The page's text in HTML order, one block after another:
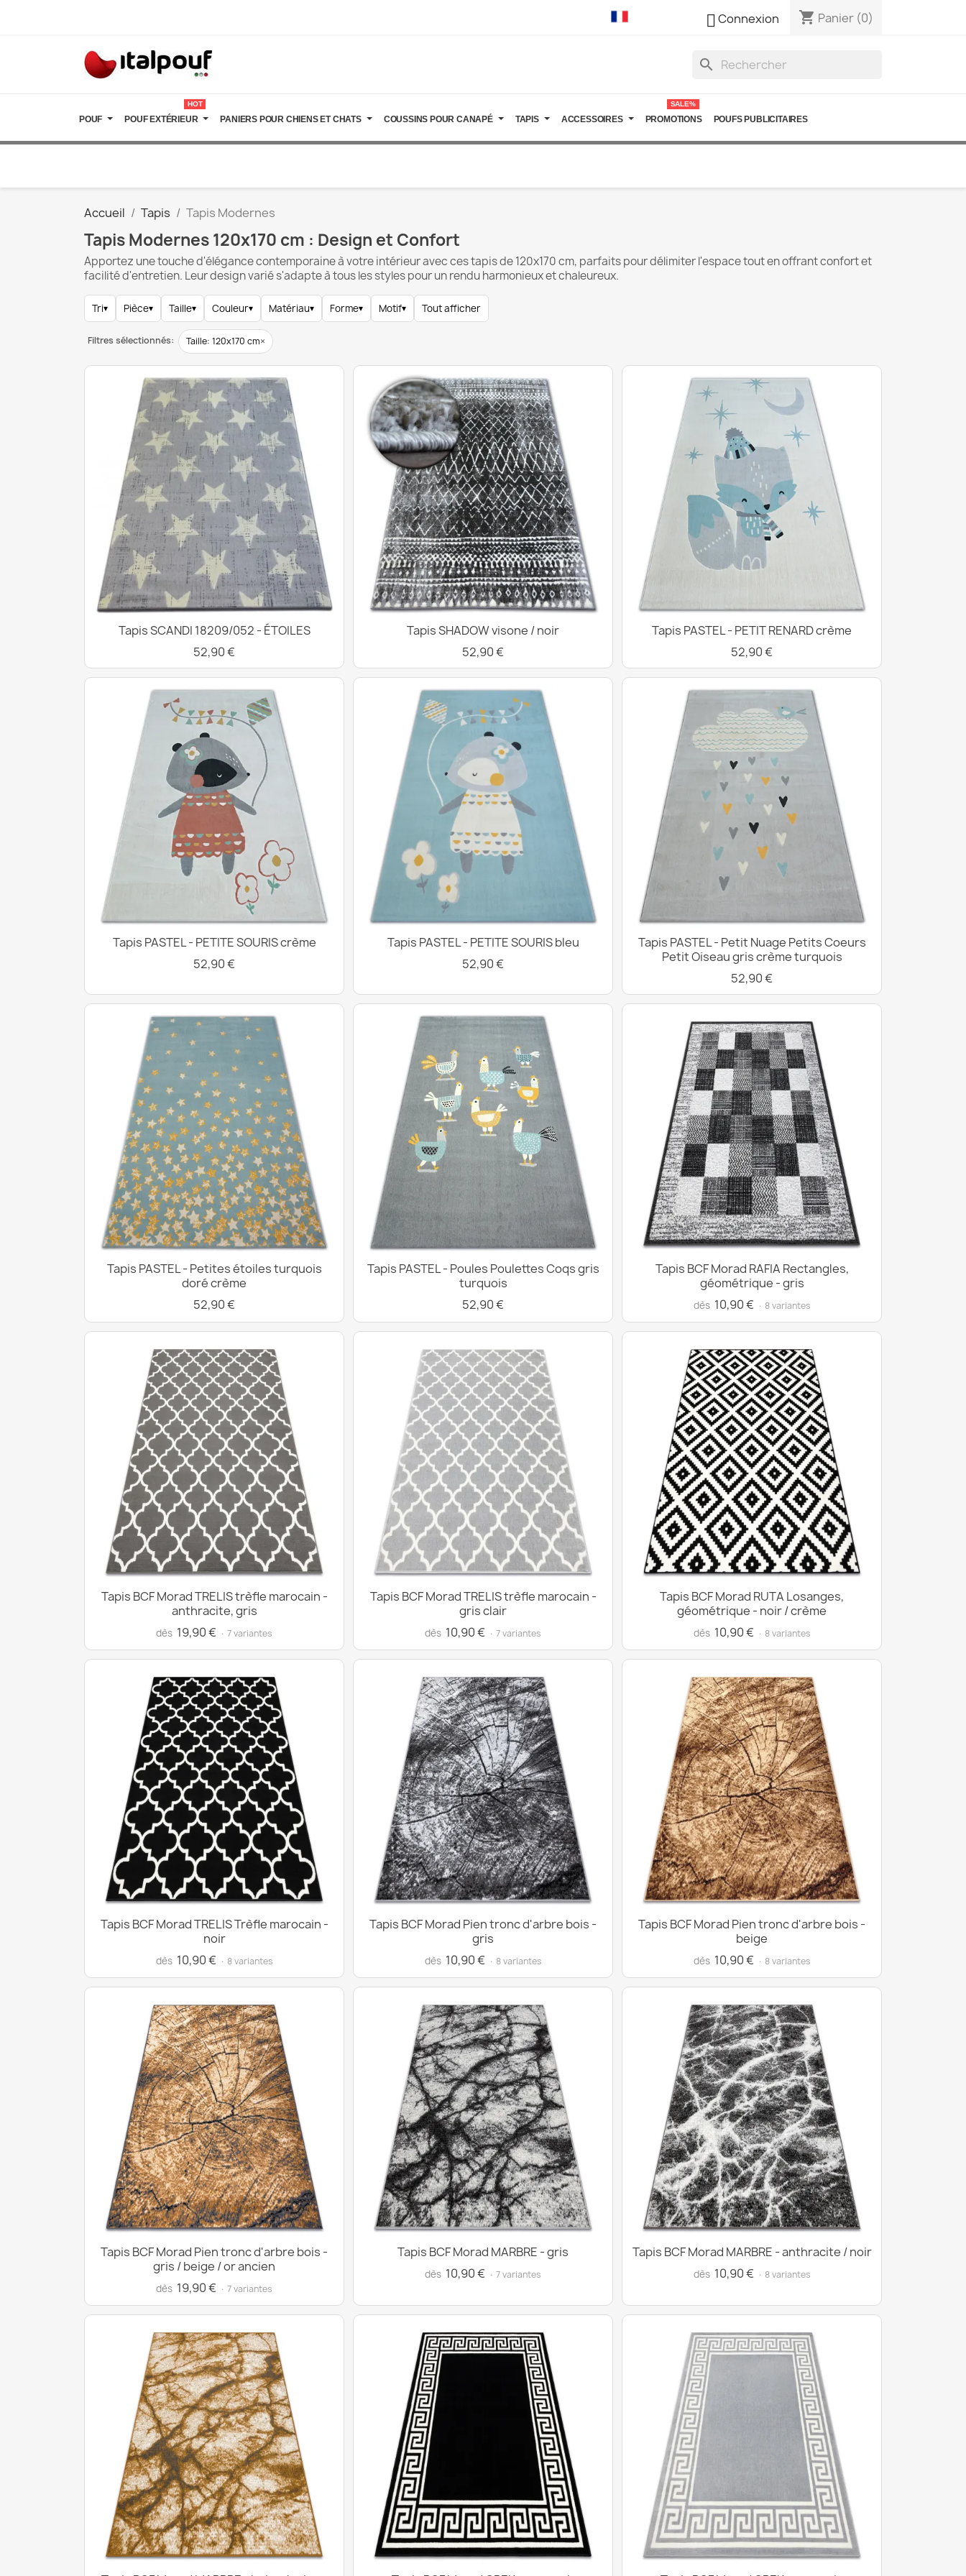
Connexion shopping_cart Panier (0)
search
POUF POUF EXTÉRIEUR
HOT
PANIERS POUR CHIENS ET CHATS COUSSINS POUR CANAPÉ TAPIS ACCESSOIRES PROMOTIONS
SALE%
POUFS PUBLICITAIRES
Accueil Tapis Tapis Modernes
Tapis Modernes 120x170 cm : Design et Confort
Apportez une touche d'élégance contemporaine à votre intérieur avec ces tapis de 120x170 cm, parfaits pour délimiter l'espace tout en offrant confort et
facilité d'entretien. Leur design varié s'adapte à tous les styles pour un rendu harmonieux et chaleureux.
Tri▾ Pièce▾ Taille▾ Couleur▾ Matériau▾ Forme▾ Motif▾ Tout afficher
Filtres sélectionnés: Taille: 120x170 cm×
Tapis SCANDI 18209/052 - ÉTOILES
52,90 €
Tapis SHADOW visone / noir
52,90 €
Tapis PASTEL - PETIT RENARD crème
52,90 €
Tapis PASTEL - PETITE SOURIS crème
52,90 €
Tapis PASTEL - PETITE SOURIS bleu
52,90 €
Tapis PASTEL - Petit Nuage Petits Coeurs
Petit Oiseau gris crème turquois
52,90 €
Tapis PASTEL - Petites étoiles turquois
doré crème
52,90 €
Tapis PASTEL - Poules Poulettes Coqs gris
turquois
52,90 €
Tapis BCF Morad RAFIA Rectangles,
géométrique - gris
dès 10,90 € · 8 variantes
Tapis BCF Morad TRELIS trèfle marocain -
anthracite, gris
dès 19,90 € · 7 variantes
Tapis BCF Morad TRELIS trèfle marocain -
gris clair
dès 10,90 € · 7 variantes
Tapis BCF Morad RUTA Losanges,
géométrique - noir / crème
dès 10,90 € · 8 variantes
Tapis BCF Morad TRELIS Trèfle marocain -
noir
dès 10,90 € · 8 variantes
Tapis BCF Morad Pien tronc d'arbre bois -
gris
dès 10,90 € · 8 variantes
Tapis BCF Morad Pien tronc d'arbre bois -
beige
dès 10,90 € · 8 variantes
Tapis BCF Morad Pien tronc d'arbre bois -
gris / beige / or ancien
dès 19,90 € · 7 variantes
Tapis BCF Morad MARBRE - gris
dès 10,90 € · 7 variantes
Tapis BCF Morad MARBRE - anthracite / noir
dès 10,90 € · 8 variantes